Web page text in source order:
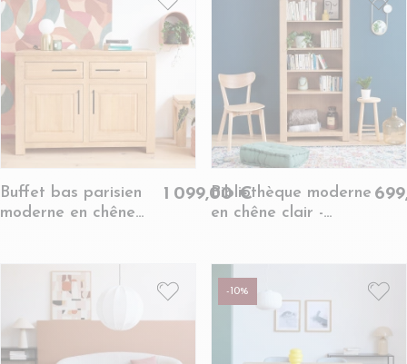
Buffet bas parisien
moderne en chêne
1 099,00 €Bibliothèque moderne
en chêne clair -
-10%